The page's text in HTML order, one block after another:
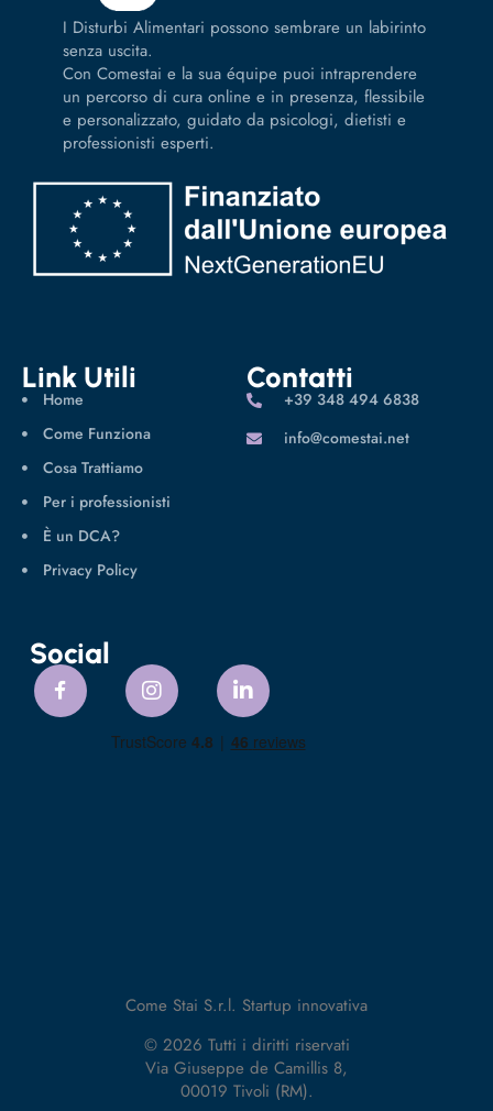
I Disturbi Alimentari possono sembrare un labirinto
senza uscita.
Con Comestai e la sua équipe puoi intraprendere
un percorso di cura online e in presenza, flessibile
e personalizzato, guidato da psicologi, dietisti e
professionisti esperti.
Link Utili
Home
Come Funziona
Cosa Trattiamo
Per i professionisti
È un DCA?
Privacy Policy
Contatti
‪+39 348 494 6838
info@comestai.net
Social
Come Stai S.r.l. Startup innovativa
© 2026 Tutti i diritti riservati
Via Giuseppe de Camillis 8,
00019 Tivoli (RM).